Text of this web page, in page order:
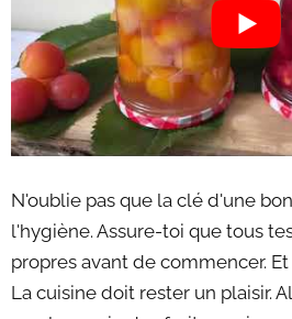
N'oublie pas que la clé d'une
l'hygiène. Assure-toi que tous
propres avant de commencer.
La cuisine doit rester un plaisir.